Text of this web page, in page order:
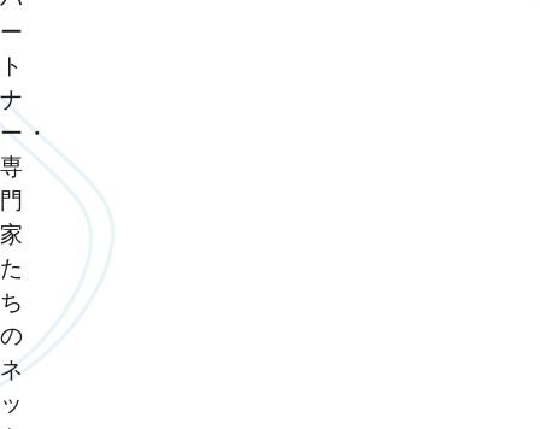
ー
ト
ナ
ー・
専
門
家
た
ち
の
ネ
ッ